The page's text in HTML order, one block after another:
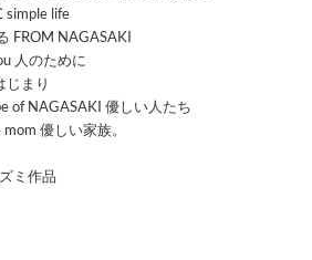
life
FROM NAGASAKI
人のために
じまり
of NAGASAKI 優しい人たち
優しい家族。
ミ作品